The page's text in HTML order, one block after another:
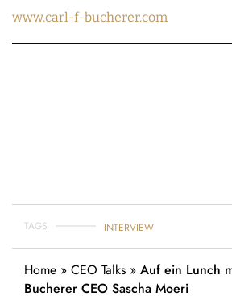
www.carl-f-bucherer.com
TAGS INTERVIEW
Home » CEO Talks » Auf ein Lunch
Bucherer CEO Sascha Moeri